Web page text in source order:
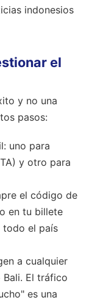
indonesios
el
y no una
pasos:
uno para
y otro para
el código de
en tu billete
todo el país
a cualquier
El tráfico
es una